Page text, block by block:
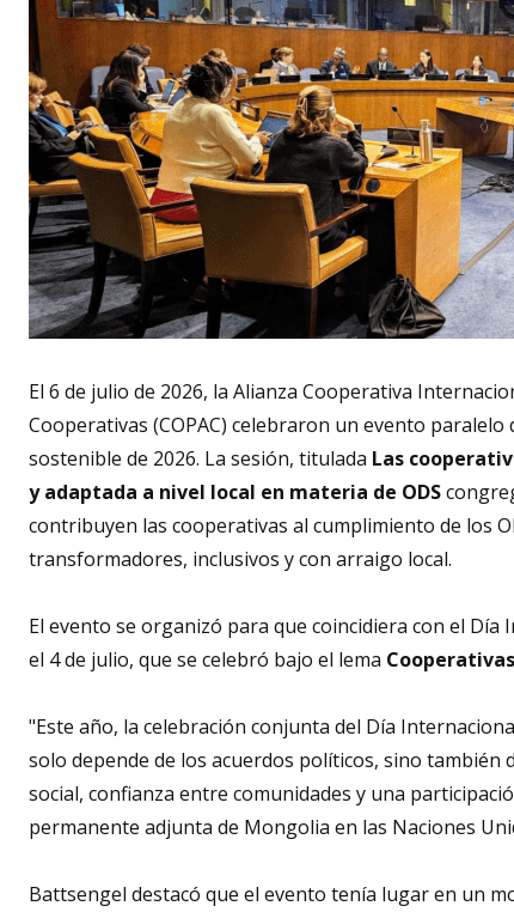
El 6 de julio de 2026, la Alianza Cooperativa
Cooperativas (COPAC) celebraron un evento
sostenible de 2026. La sesión, titulada Las
y adaptada a nivel local en materia de ODS
contribuyen las cooperativas al cumplimiento de los
transformadores, inclusivos y con arraigo local.
El evento se organizó para que coincidiera con el
el 4 de julio, que se celebró bajo el lema
"Este año, la celebración conjunta del Día
solo depende de los acuerdos políticos, sino también
social, confianza entre comunidades y una
permanente adjunta de Mongolia en las Naciones
Battsengel destacó que el evento tenía lugar en un